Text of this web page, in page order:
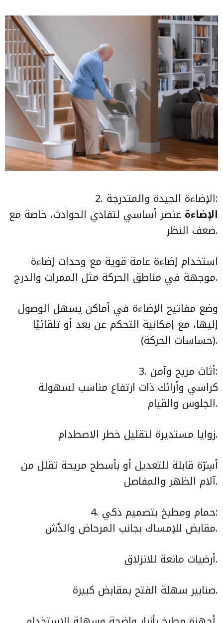
2. الإضاءة الجيدة والمتدرجة:
الإضاءة عنصر أساسي لتفادي الحوادث، خاصة مع
ضعف النظر.
استخدام إضاءة عامة قوية مع وحدات إضاءة
موجهة في مناطق الحركة مثل الممرات والدرج.
وضع مفاتيح الإضاءة في أماكن يسهل الوصول
إليها، مع إمكانية التحكم عن بعد أو تلقائيًا
(حساسات الحركة).
3. أثاث مريح وآمن:
كراسي وأرائك ذات ارتفاع مناسب لسهولة
الجلوس والقيام.
زوايا مستديرة لتقليل خطر الاصطدام.
أسِرّة قابلة للتعديل أو بأسطح مريحة تقلل من
آلام الظهر والمفاصل.
4. حمام ومطبخ بتصميم ذكي:
مقابض للإمساك بجانب المرحاض والدُش.
أرضيات مانعة للانزلاق.
صنابير سهلة الفتح بمقابض كبيرة.